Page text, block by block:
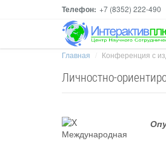
Телефон: +7 (8352) 222-490
Главная Конференция с
Личностно-